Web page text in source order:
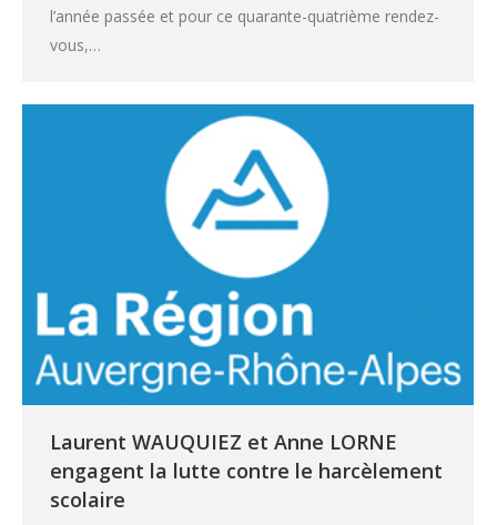
l’année passée et pour ce quarante-quatrième rendez-
vous,…
Laurent WAUQUIEZ et Anne LORNE
engagent la lutte contre le harcèlement
scolaire